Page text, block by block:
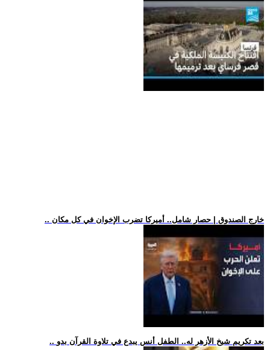
.. خارج الصندوق | حصار شامل.. أميركا تضرب الإخوان في كل مكان
.. بعد تكريم شيخ الأزهر له.. الطفل أنس يبدع في تلاوة القرآن بدو